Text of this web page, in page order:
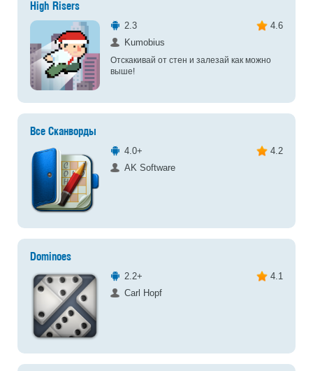
High Risers
2.3
4.6
Kumobius
Отскакивай от стен и залезай как можно
выше!
Все Сканворды
4.0+
4.2
AK Software
Dominoes
2.2+
4.1
Carl Hopf